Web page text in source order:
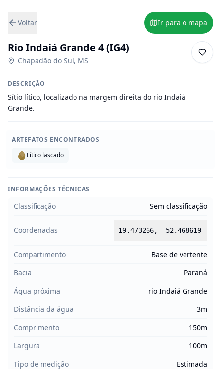
Voltar Ir para o mapa
Rio Indaiá Grande 4 (IG4)
Chapadão do Sul, MS
DESCRIÇÃO
Sítio lítico, localizado na margem direita do rio Indaiá
Grande.
ARTEFATOS ENCONTRADOS
Lítico lascado
INFORMAÇÕES TÉCNICAS
Classificação Sem classificação
Coordenadas -19.473266, -52.468619
Compartimento
Base de vertente
Bacia
Paraná
Água próxima
rio Indaiá Grande
Distância da água
3m
Comprimento
150m
Largura
100m
Tipo de medição
Estimada